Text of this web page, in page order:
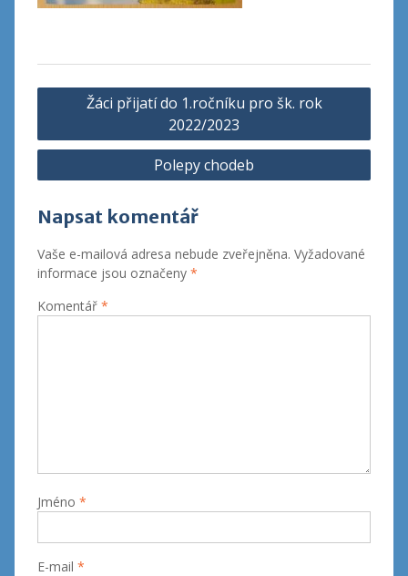
Navigace
příspěvek
Žáci přijatí do 1.ročníku pro šk. rok
2022/2023
Polepy chodeb
Napsat komentář
Vaše e-mailová adresa nebude zveřejněna. Vyžadované
informace jsou označeny *
Komentář *
Jméno *
E-mail *